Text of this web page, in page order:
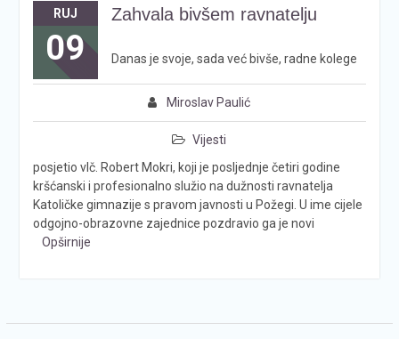
RUJ
09
Zahvala bivšem ravnatelju
Miroslav Paulić
Vijesti
Danas je svoje, sada već bivše, radne kolege
posjetio vlč. Robert Mokri, koji je posljednje četiri godine
kršćanski i profesionalno služio na dužnosti ravnatelja
Katoličke gimnazije s pravom javnosti u Požegi. U ime cijele
odgojno-obrazovne zajednice pozdravio ga je novi
Opširnije